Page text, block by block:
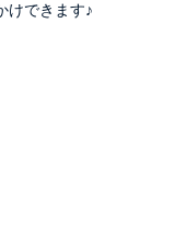
けできます♪